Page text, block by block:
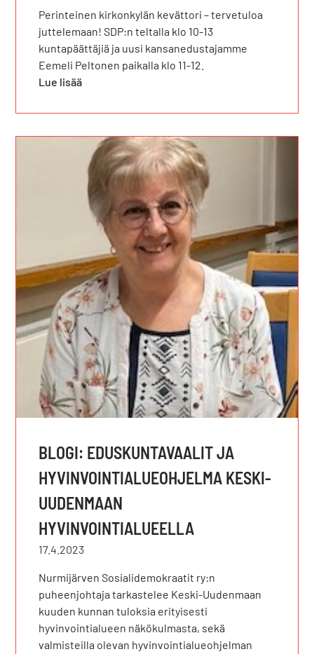
Perinteinen kirkonkylän kevättori – tervetuloa
juttelemaan! SDP:n teltalla klo 10-13
kuntapäättäjiä ja uusi kansanedustajamme
Eemeli Peltonen paikalla klo 11-12.
Lue lisää
BLOGI: EDUSKUNTAVAALIT JA
HYVINVOINTIALUEOHJELMA KESKI-
UUDENMAAN
HYVINVOINTIALUEELLA
17.4.2023
Nurmijärven Sosialidemokraatit ry:n
puheenjohtaja tarkastelee Keski-Uudenmaan
kuuden kunnan tuloksia erityisesti
hyvinvointialueen näkökulmasta, sekä
valmisteilla olevan hyvinvointialueohjelman